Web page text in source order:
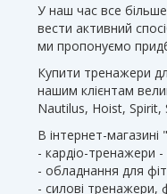
У наш час все
вести активний
ми пропонуємо
Купити тренажери
нашим клієнтам
Nautilus, Hoist, Spirit,
В інтернет-
- кардіо-тренажери -
- обладнання для
- силові тренажери,